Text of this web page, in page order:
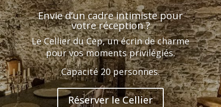
Envie d’un cadre intimiste pour
votre réception ?
Le Cellier du Cep, un écrin de charme
pour vos moments privilégiés.
Capacité 20 personnes.
Réserver le Cellier